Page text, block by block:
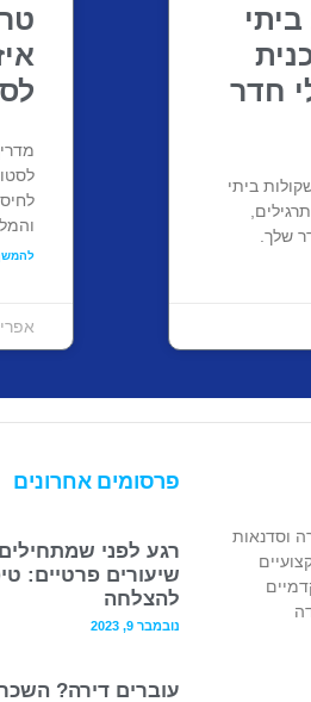
חדר
ביתי
שלך.
אפריל 7,
וסדנאות
פרסומים אחרונים
רגע לפני
שיעורים פרטיים:
להצלחה
נובמבר 9, 2023
עוברים דירה?